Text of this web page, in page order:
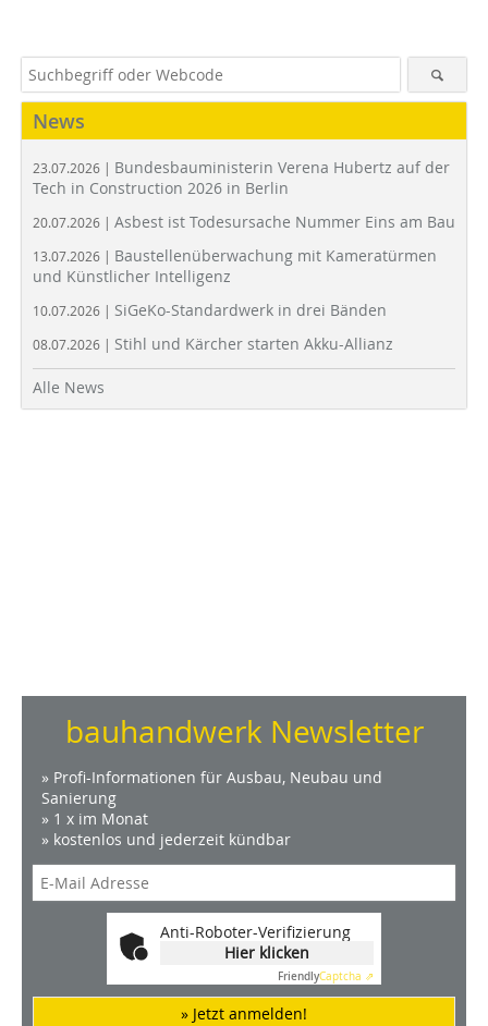
News
23.07.2026 | Bundesbauministerin Verena Hubertz auf der
Tech in Construction 2026 in Berlin
20.07.2026 | Asbest ist Todesursache Nummer Eins am Bau
13.07.2026 | Baustellenüberwachung mit Kameratürmen
und Künstlicher Intelligenz
10.07.2026 | SiGeKo-Standardwerk in drei Bänden
08.07.2026 | Stihl und Kärcher starten Akku-Allianz
Alle News
bauhandwerk Newsletter
» Profi-Informationen für Ausbau, Neubau und
Sanierung
» 1 x im Monat
» kostenlos und jederzeit kündbar
Anti-Roboter-Verifizierung
Hier klicken
FriendlyCaptcha ⇗
» Jetzt anmelden!